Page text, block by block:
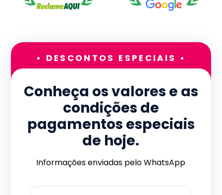
• DESCONTOS ESPECIAIS •
Conheça os valores e as
condições de
pagamentos especiais
de hoje.
Informações enviadas pelo WhatsApp